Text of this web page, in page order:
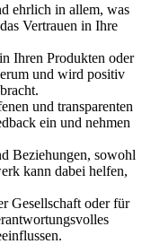
ehrlich in allem, was
Vertrauen in Ihre
Ihren Produkten oder
und wird positiv
und transparenten
ein und nehmen
Beziehungen, sowohl
kann dabei helfen,
Gesellschaft oder für